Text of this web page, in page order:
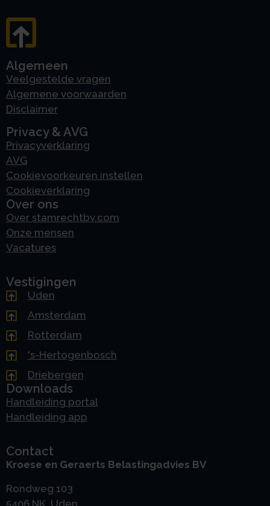
Algemeen
Veelgestelde vragen
Algemene voorwaarden
Disclaimer
Privacy & AVG
Privacyverklaring
AVG
Cookievoorkeuren instellen
Cookieverklaring
Over ons
Over stamrechtbv.com
Onze mensen
Vacatures
Vestigingen
Uden
Amsterdam
Rotterdam
's-Hertogenbosch
Driebergen
Downloads
Handleiding portal
Handleiding app
Contact
Kroese en Geraerts Belastingadvies BV
Rondweg 103
5406 NK, Uden